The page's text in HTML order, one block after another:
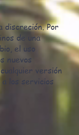
discreción. Por
de una
el uso
nuevos
versión
los servicios